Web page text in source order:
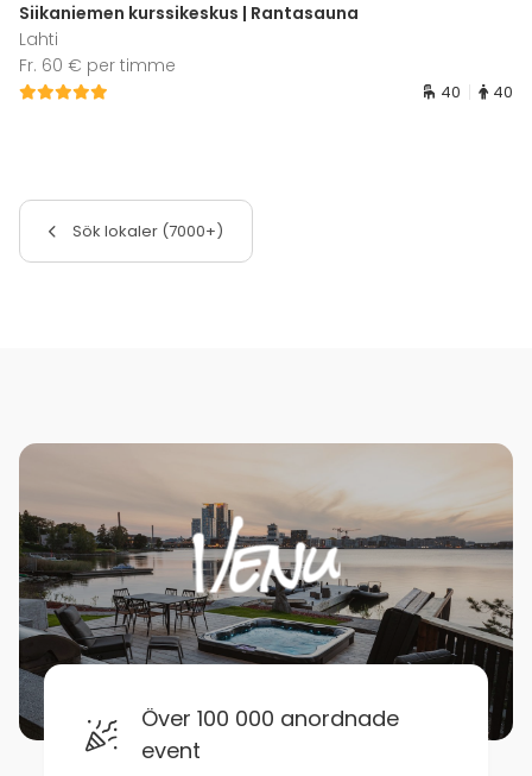
Siikaniemen kurssikeskus | Rantasauna
Lahti
Fr. 60 € per timme
40 40
Sök lokaler (7000+)
Över 100 000 anordnade
event